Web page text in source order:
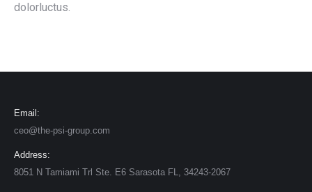
dolorluctus.
Email:
ceo@the-psi-group.com
Address:
8051 N Tamiami Trl Ste. E6 Sarasota FL, 34243-2067